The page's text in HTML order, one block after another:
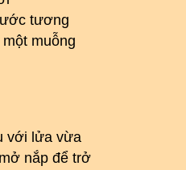
tương
muỗng
với lửa vừa
nắp để trở